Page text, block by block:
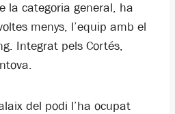
la categoria general, ha
menys, l’equip amb el
Integrat pels Cortés,
del podi l’ha ocupat